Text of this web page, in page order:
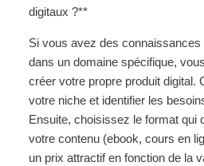
digitaux ?**
Si vous avez des
dans un domaine spécifique,
créer votre propre produit digital.
votre niche et identifier les
Ensuite, choisissez le format qui
votre contenu (ebook, cours en
un prix attractif en fonction de la